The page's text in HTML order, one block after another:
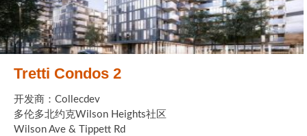
吃货眼中的加拿大地图
Tretti Condos 2
开发商：Collecdev
多伦多北约克Wilson Heights社区
Wilson Ave & Tippett Rd